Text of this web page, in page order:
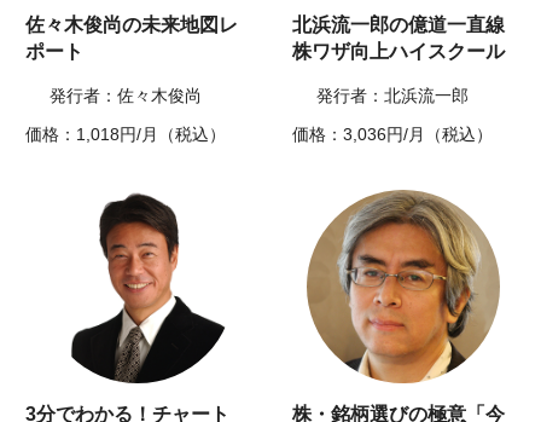
佐々木俊尚の未来地図レ
ポート
発行者：佐々木俊尚
価格：1,018円/月（税込）
北浜流一郎の億道一直線
株ワザ向上ハイスクール
発行者：北浜流一郎
価格：3,036円/月（税込）
3分でわかる！チャート 株・銘柄選びの極意「今